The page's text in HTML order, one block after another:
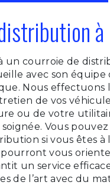
un courroie de
avec son équipe
Nous effectuons
de vos
ou de votre
Vous
si vous êtes à
vous
un service
de l’art avec du